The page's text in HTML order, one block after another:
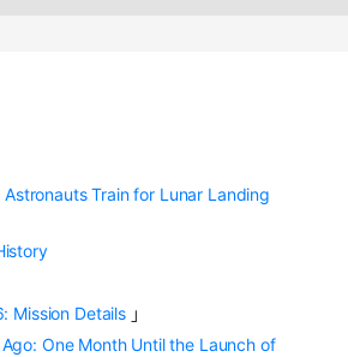
Astronauts Train for Lunar Landing
Mission Details」
One Month Until the Launch of